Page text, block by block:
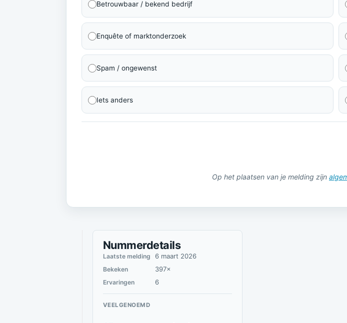
Betrouwbaar / bekend bedrijf
Enquête of marktonderzoek
Spam / ongewenst
Iets anders
Op het plaatsen van je melding zijn
Nummerdetails
Laatste melding 6 maart 2026
Bekeken 397×
Ervaringen 6
VEELGENOEMD